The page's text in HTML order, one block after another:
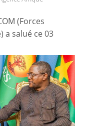
(Forces
a salué ce 03